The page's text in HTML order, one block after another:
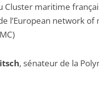
Cluster maritime
l’European network of
, sénateur de la